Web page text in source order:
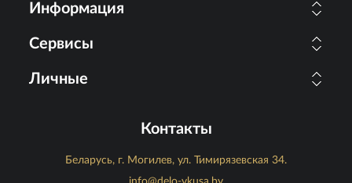
Информация
Сервисы
Личные
Контакты
Беларусь, г. Могилев, ул. Тимирязевская 34.